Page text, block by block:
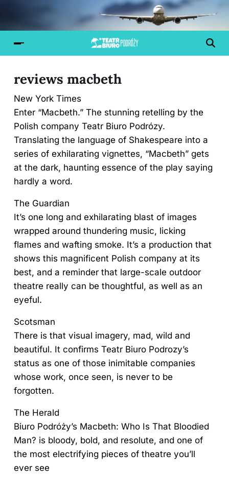
reviews macbeth
New York Times
Enter “Macbeth.” The stunning retelling by the
Polish company Teatr Biuro Podrózy.
Translating the language of Shakespeare into a
series of exhilarating vignettes, “Macbeth” gets
at the dark, haunting essence of the play saying
hardly a word.
The Guardian
It’s one long and exhilarating blast of images
wrapped around thundering music, licking
flames and wafting smoke. It’s a production that
shows this magnificent Polish company at its
best, and a reminder that large-scale outdoor
theatre really can be thoughtful, as well as an
eyeful.
Scotsman
There is that visual imagery, mad, wild and
beautiful. It confirms Teatr Biuro Podrozy’s
status as one of those inimitable companies
whose work, once seen, is never to be
forgotten.
The Herald
Biuro Podróży’s Macbeth: Who Is That Bloodied
Man? is bloody, bold, and resolute, and one of
the most electrifying pieces of theatre you’ll
ever see